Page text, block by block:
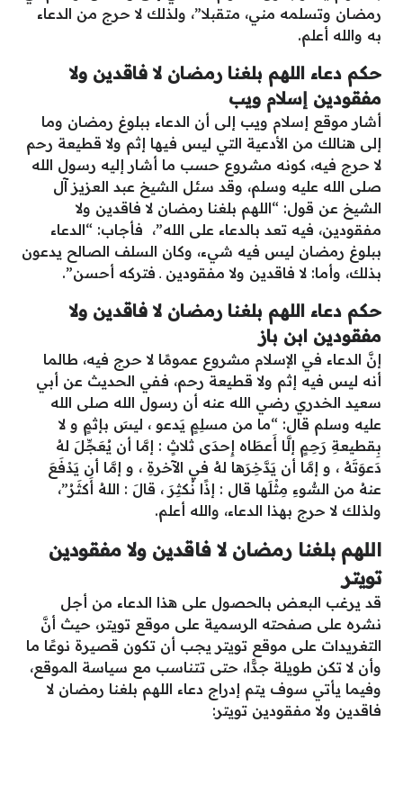
رمضان وتسلمه مني، متقبلا”، ولذلك لا حرج من الدعاء
به والله أعلم.
حكم دعاء اللهم بلغنا رمضان لا فاقدين ولا
مفقودين إسلام ويب
أشار موقع إسلام ويب إلى أن الدعاء ببلوغ رمضان وما
إلى هنالك من الأدعية التي ليس فيها إثم ولا قطيعة رحم
لا حرج فيه، كونه مشروع حسب ما أشار إليه رسول الله
صلى الله عليه وسلم، وقد سئل الشيخ عبد العزيز آل
الشيخ عن قول: “اللهم بلغنا رمضان لا فاقدين ولا
مفقودين، فيه تعد بالدعاء على الله”، فأجاب: “الدعاء
ببلوغ رمضان ليس فيه شيء، وكان السلف الصالح يدعون
بذلك، وأما: لا فاقدين ولا مفقودين ـ فتركه أحسن”.
حكم دعاء اللهم بلغنا رمضان لا فاقدين ولا
مفقودين ابن باز
إنَّ الدعاء في الإسلام مشروع عمومًا لا حرج فيه، طالما
أنه ليس فيه إثم ولا قطيعة رحم، ففي الحديث عن أبي
سعيد الخدري رضي الله عنه أن رسول الله صلى الله
عليه وسلم قال: “ما من مسلِمٍ يَدعو ، ليسَ بإثمٍ و لا
بِقطيعةِ رَحِمٍ إلَّا أَعطَاه إِحدَى ثلاثٍ : إمَّا أن يُعَجِّلَ لهُ
دَعوَتَهُ ، و إمَّا أن يَدَّخِرَها لهُ في الآخرةِ ، و إمَّا أن يَدْفَعَ
عنهُ من السُّوءِ مِثْلَها قال : إذًا نُكثِرَ ، قالَ : اللهُ أَكثَرُ”،
ولذلك لا حرج بهذا الدعاء، والله أعلم.
اللهم بلغنا رمضان لا فاقدين ولا مفقودين
تويتر
قد يرغب البعض بالحصول على هذا الدعاء من أجل
نشره على صفحته الرسمية على موقع تويتر، حيث أنَّ
التغريدات على موقع تويتر يجب أن تكون قصيرة نوعًا ما
وأن لا تكن طويلة جدًّا، حتى تتناسب مع سياسة الموقع،
وفيما يأتي سوف يتم إدراج دعاء اللهم بلغنا رمضان لا
فاقدين ولا مفقودين تويتر: